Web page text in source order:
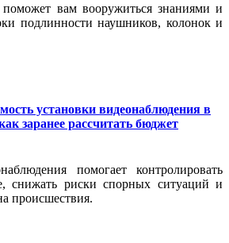
поможет вам вооружиться знаниями и
подлинности наушников, колонок и
установки видеонаблюдения в
заранее рассчитать бюджет
помогает контролировать
снижать риски спорных ситуаций и
происшествия.